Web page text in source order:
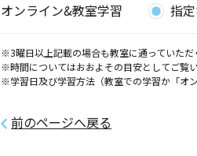
オンライン&教室学習
指
※3曜日以上記載の場合も教室に通っていただ
※時間についてはおおよその目安としてご覧
※学習日及び学習方法（教室での学習か「オ
前のページへ戻る